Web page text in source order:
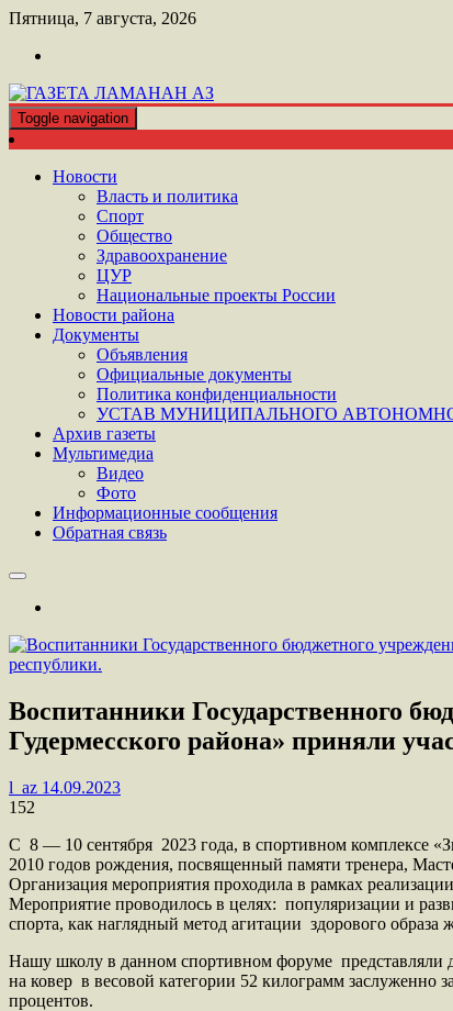
Перейти
контенту
Пятница, 7 августа, 2026
ГАЗЕТА ЛАМАНАН АЗ
ШАТОЙСКАЯ ГАЗЕТА ЛАМАНАН АЗ
Toggle navigation
Новости
Власть и политика
Спорт
Общество
Здравоохранение
ЦУР
Национальные проекты России
Новости района
Документы
Объявления
Официальные документы
Политика конфиденциальности
УСТАВ МУНИЦИПАЛЬНОГО
Архив газеты
Мультимедиа
Видео
Фото
Информационные сообщения
Обратная связь
Воспитанники Государственного
Гудермесского района» приняли
l_az 14.09.2023
152
С 8 — 10 сентября 2023 года, в спортивном комплексе
2010 годов рождения, посвященный памяти тренера,
Организация мероприятия проходила в рамках
Мероприятие проводилось в целях: популяризации и
спорта, как наглядный метод агитации здорового
Нашу школу в данном спортивном форуме представляли
на ковер в весовой категории 52 килограмм заслуженно
процентов.